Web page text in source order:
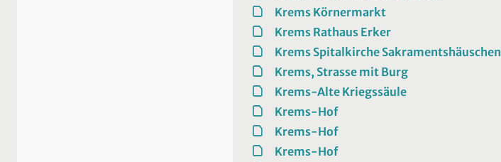
Krems Körnermarkt
Krems Rathaus Erker
Krems Spitalkirche Sakramentshäuschen
Krems, Strasse mit Burg
Krems-Alte Kriegssäule
Krems-Hof
Krems-Hof
Krems-Hof